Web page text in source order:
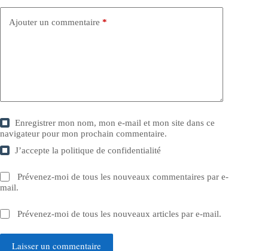
Ajouter un commentaire *
Enregistrer mon nom, mon e-mail et mon site dans ce
navigateur pour mon prochain commentaire.
J’accepte lapolitique de confidentialité
Prévenez-moi de tous les nouveaux commentaires par e-
mail.
Prévenez-moi de tous les nouveaux articles par e-mail.
Laisser un commentaire